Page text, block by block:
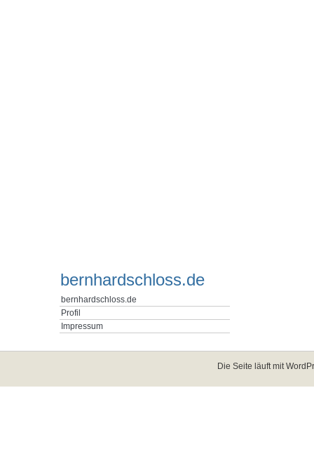
bernhardschloss.de
bernhardschloss.de
Profil
Impressum
Die Seite läuft mit